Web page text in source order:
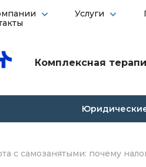
Услуги
Комплексная
с самозанятыми: почему